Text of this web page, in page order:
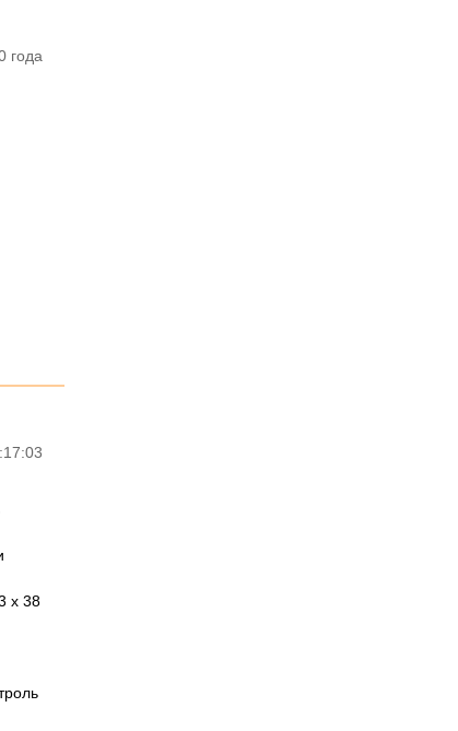
года
х 38